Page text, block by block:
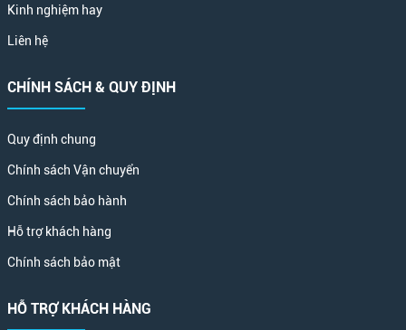
Kinh nghiệm hay
Liên hệ
CHÍNH SÁCH & QUY ĐỊNH
Quy định chung
Chính sách Vận chuyển
Chính sách bảo hành
Hỗ trợ khách hàng
Chính sách bảo mật
HỖ TRỢ KHÁCH HÀNG